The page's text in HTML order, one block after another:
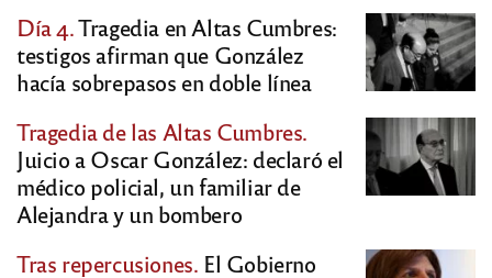
Día 4.Tragedia en Altas Cumbres:
testigos afirman que González
hacía sobrepasos en doble línea
Tragedia de las Altas Cumbres.
Juicio a Oscar González: declaró el
médico policial, un familiar de
Alejandra y un bombero
Tras repercusiones. El Gobierno